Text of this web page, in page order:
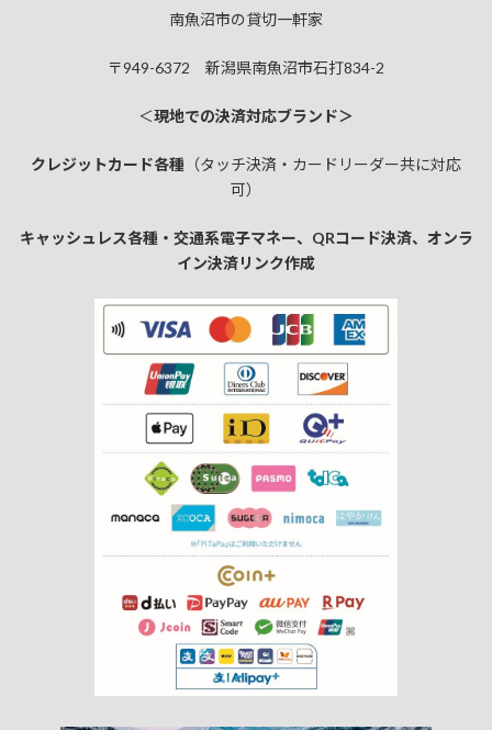
南魚沼市の貸切一軒家
〒949-6372 新潟県南魚沼市石打834-2
＜現地での決済対応ブランド＞
クレジットカード各種 （タッチ決済・カードリーダー共に対応
可）
キャッシュレス各種・交通系電子マネー、QRコード決済、オンラ
イン決済リンク作成